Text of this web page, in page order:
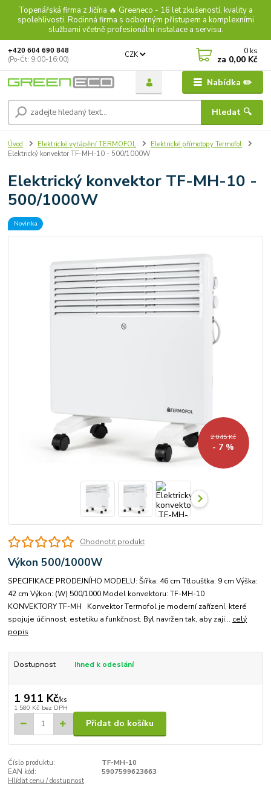
Topenářská firma z Jičína 🔥 Greeneco - 16 let zkušeností, kvality a
spolehlivosti. Rodinná firma s odborným přístupem a komplexními
službami včetně profesionální instalace a servisu.
Nabídka ✏️
CZK
Hledat 🔍
+420 604 690 848
(Po-Čt: 9:00-16:00)
0 ks
za 0,00 Kč
Úvod Elektrické vytápění TERMOFOL
Elektrické přímotopy Termofol
Elektrický konvektor TF-MH-10 - 500/1000W
Elektrický konvektor TF-MH-10 -
500/1000W
Novinka
2 045 Kč
- 7 %
Ohodnotit produkt
Výkon 500/1000W
SPECIFIKACE PRODEJNÍHO MODELU: Šířka: 46 cm Ttloušťka: 9 cm Výška:
42 cm Výkon: (W) 500/1000 Model konvektoru: TF-MH-10
KONVEKTORY TF-MH Konvektor Termofol je moderní zařízení, které
spojuje účinnost, estetiku a funkčnost. Byl navržen tak, aby zaji... celý
popis
Dostupnost Ihned k odeslání
1 911 Kč/ks
1 580 Kč bez DPH
Přidat do košíku
Číslo produktu:
TF-MH-10
EAN kód:
5907599623663
Hlídat cenu / dostupnost